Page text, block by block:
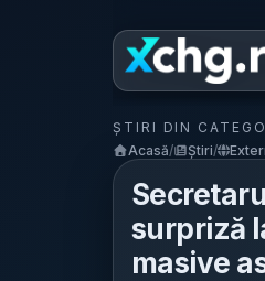
ȘTIRI DIN
Acasă/ Știri/
surpriză
masive